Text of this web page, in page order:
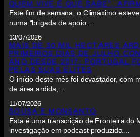
QUEM VIVE É QUE SABE”,
Este fim de semana, o Climáximo
numa “brigada de apoio…
13/07/2026
MAIS DE 30 MIL HECTARES
PRIMEIROS DIAS DE JULHO
ANO DESDE 2017: PORTUGAL
PELAS SUAS ELITES
O início deste mês foi devastador, com
de área ardida,…
11/07/2026
SOUSA E MONSANTO
Esta é uma transcrição de Fronteira do
investigação em podcast produzida…